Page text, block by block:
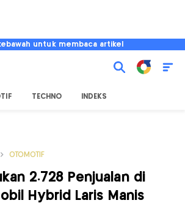
untuk membaca artikel
TECHNO INDEKS
OTOMOTIF
2.728 Penjualan di
Hybrid Laris Manis